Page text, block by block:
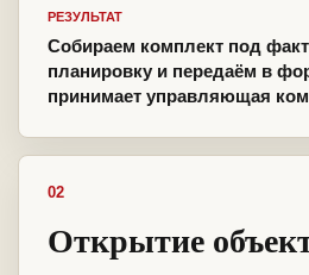
РЕЗУЛЬТАТ
Собираем комплект под
планировку и передаём в
принимает управляющая
02
Открытие